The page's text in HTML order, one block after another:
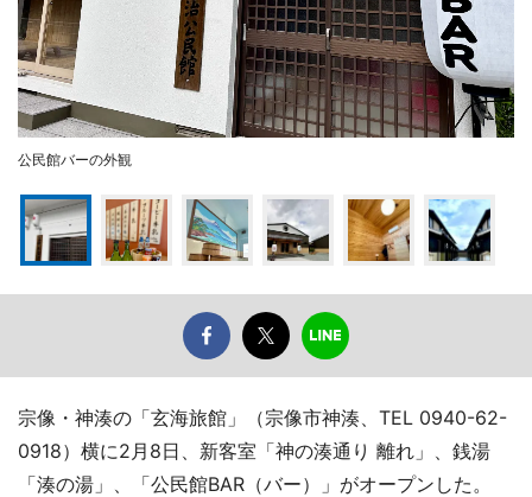
公民館バーの外観
宗像・神湊の「玄海旅館」（宗像市神湊、TEL 0940-62-
0918）横に2月8日、新客室「神の湊通り 離れ」、銭湯
「湊の湯」、「公民館BAR（バー）」がオープンした。